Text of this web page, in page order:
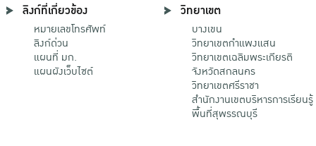
ลิงก์ที่เกี่ยวข้อง
หมายเลขโทรศัพท์
ลิงก์ด่วน
แผนที่ มก.
แผนผังเว็บไซต์
วิทยาเขต
บางเขน
วิทยาเขตกําแพงแสน
วิทยาเขตเฉลิมพระเกียรติ
จังหวัดสกลนคร
วิทยาเขตศรีราชา
สำนักงานเขตบริหารการเรียนรู้
พื้นที่สุพรรณบุรี